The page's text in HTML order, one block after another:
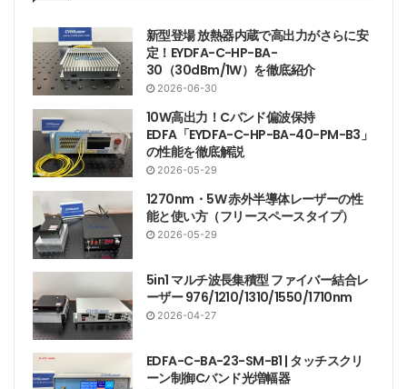
新型登場 放熱器内蔵で高出力がさらに安
定！EYDFA-C-HP-BA-
30（30dBm/1W）を徹底紹介
2026-06-30
10W高出力！Cバンド偏波保持
EDFA「EYDFA-C-HP-BA-40-PM-B3」
の性能を徹底解説
2026-05-29
1270nm・5W 赤外半導体レーザーの性
能と使い方（フリースペースタイプ）
2026-05-29
5in1 マルチ波長集積型 ファイバー結合レ
ーザー 976/1210/1310/1550/1710nm
2026-04-27
EDFA-C-BA-23-SM-B1 | タッチスクリ
ーン制御Cバンド光増幅器